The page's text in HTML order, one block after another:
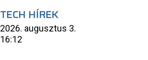
TECH HÍREK
2026. augusztus 3.
16:12